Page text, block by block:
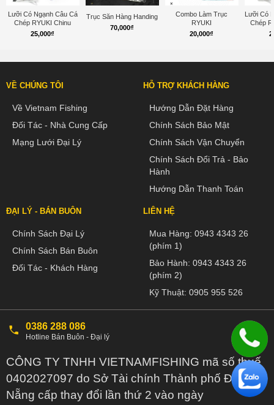
Lưỡi Có Ngạnh Câu Cá
Chép RYUKI Chinu
25,000₫
Trục Săn Hàng Handing
70,000₫
Combo Làm Trục
RYUKI
20,000₫
Lưỡi Có
Chép
VỀ CHÚNG TÔI
Về Vietnam Fishing
Đối Tác - Nhà Cung Cấp
Mạng Lưới Đại Lý
HỖ TRỢ KHÁCH HÀNG
Hướng Dẫn Đặt Hàng
Chính Sách Bảo Mật
Chính Sách Vận Chuyển
Chính Sách Đổi Trả - Bảo
Hành
Hướng Dẫn Thanh Toán
ĐẠI LÝ - BÁN BUÔN
Chính Sách Đại Lý
Chính Sách Bán Buôn
Đối Tác - Khách Hàng
LIÊN HỆ
Mua Hàng: 0943 4343 26
(phím 1)
Bảo Hành: 0943 4343 26
(phím 2)
Kỹ Thuật: 0905 955 526
0386 288 086
Hotline Bán Buôn - Đại lý
CÔNG TY TNHH VIETNAMFISHING mã số thuế
0402027097 do Sở Tài chính Thành phố Đà
Nẵng cấp thay đổi lần thứ 2 vào ngày